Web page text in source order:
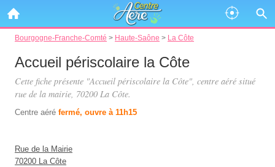
Bourgogne-Franche-Comté > Haute-Saône > La Côte
Accueil périscolaire la Côte
Cette fiche présente "Accueil périscolaire la Côte", centre aéré situé
rue de la mairie, 70200 La Côte.
Centre aéré fermé, ouvre à 11h15
Rue de la Mairie
70200 La Côte